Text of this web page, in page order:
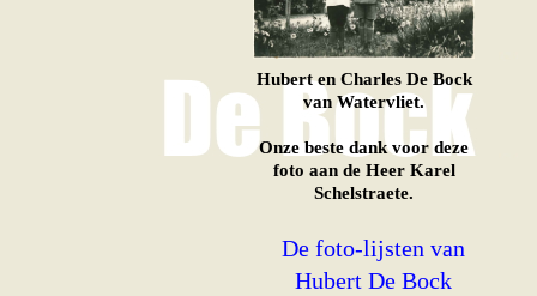
Hubert en Charles De Bock
van Watervliet.
Onze beste dank voor deze
foto aan de Heer Karel
Schelstraete.
De foto-lijsten van
Hubert De Bock